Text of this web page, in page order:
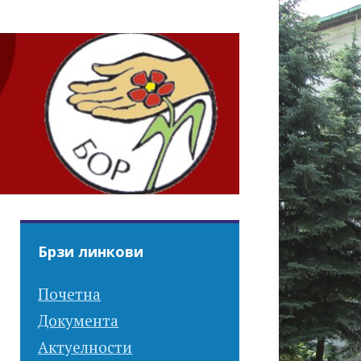
Брзи линкови
Почетна
Документа
Актуелности